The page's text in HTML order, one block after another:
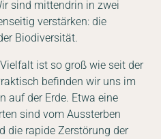
sind mittendrin in zwei
verstärken: die
Biodiversität.
ist so groß wie seit der
befinden wir uns im
auf der Erde. Etwa eine
sind vom Aussterben
die rapide Zerstörung der